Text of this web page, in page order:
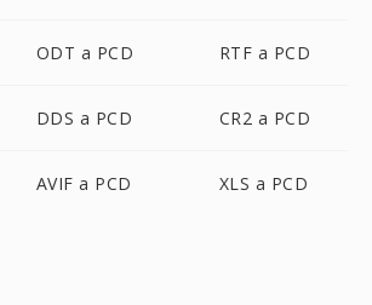
ODT a PCD RTF a PCD
DDS a PCD CR2 a PCD
AVIF a PCD XLS a PCD